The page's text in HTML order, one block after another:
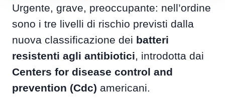
Urgente, grave, preoccupante: nell’ordine
sono i tre livelli di rischio previsti dalla
nuova classificazione dei batteri
resistenti agli antibiotici, introdotta dai
Centers for disease control and
prevention (Cdc) americani.